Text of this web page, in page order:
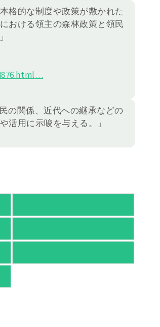
格的な制度や政策が敷かれた
おける領主の森林政策と領民
tml…
の関係、近代への継承などの
活用に示唆を与える。」